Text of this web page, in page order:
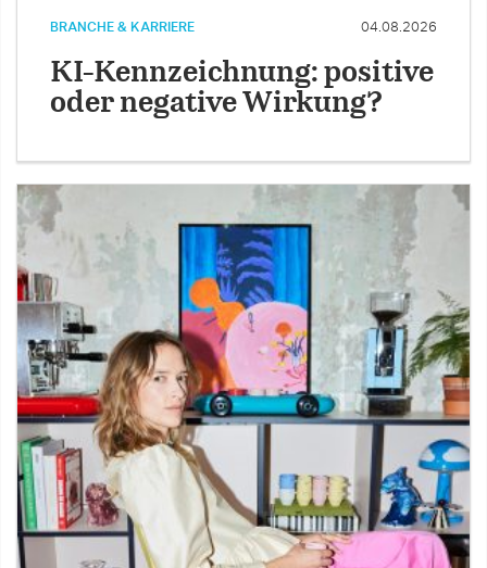
BRANCHE & KARRIERE 04.08.2026
KI-Kennzeichnung: positive
oder negative Wirkung?